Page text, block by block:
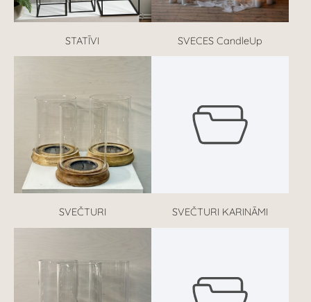
STATĪVI SVECES CandleUp
SVEČTURI SVEČTURI KARINĀMI